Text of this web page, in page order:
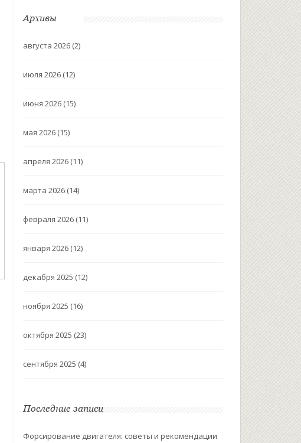
Архивы
августа 2026 (2)
июля 2026 (12)
июня 2026 (15)
мая 2026 (15)
апреля 2026 (11)
марта 2026 (14)
февраля 2026 (11)
января 2026 (12)
декабря 2025 (12)
ноября 2025 (16)
октября 2025 (23)
сентября 2025 (4)
Последние записи
Форсирование двигателя: советы и рекомендации